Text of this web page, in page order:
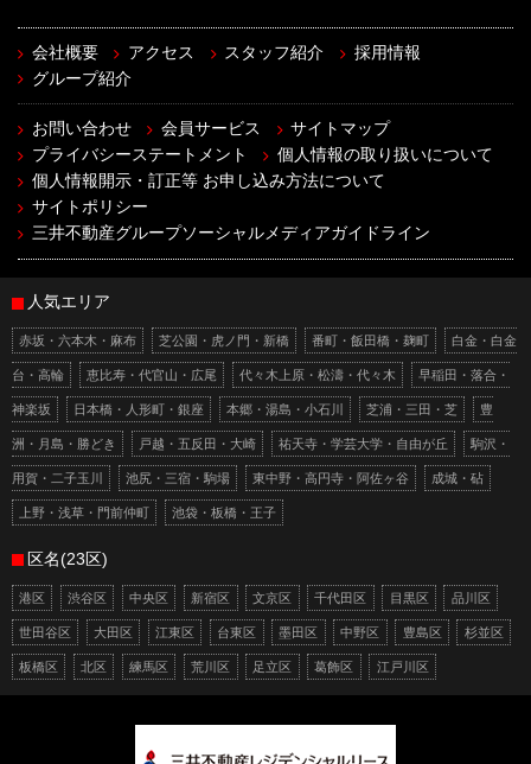
会社概要 アクセス スタッフ紹介
採用情報
グループ紹介
お問い合わせ 会員サービス
サイトマップ
プライバシーステートメント
個人情報の取り扱いについて
個人情報開示・訂正等 お申し込み方法について
サイトポリシー
三井不動産グループソーシャルメディアガイドライン
人気エリア
赤坂・六本木・麻布 芝公園・虎ノ門・新橋 番町・飯田橋・麹町 白金・白金
台・高輪 恵比寿・代官山・広尾 代々木上原・松濤・代々木 早稲田・落合・
神楽坂 日本橋・人形町・銀座 本郷・湯島・小石川 芝浦・三田・芝 豊
洲・月島・勝どき 戸越・五反田・大崎 祐天寺・学芸大学・自由が丘 駒沢・
用賀・二子玉川 池尻・三宿・駒場 東中野・高円寺・阿佐ヶ谷 成城・砧
上野・浅草・門前仲町 池袋・板橋・王子
区名(23区)
港区 渋谷区 中央区 新宿区 文京区 千代田区 目黒区 品川区
世田谷区 大田区 江東区 台東区 墨田区 中野区 豊島区 杉並区
板橋区 北区 練馬区 荒川区 足立区 葛飾区 江戸川区